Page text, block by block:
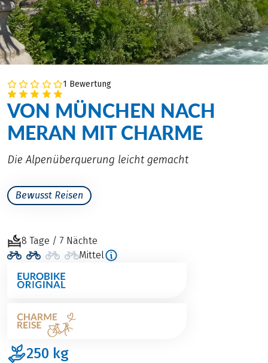
1 Bewertung
VON MÜNCHEN NACH
MERAN MIT CHARME
Die Alpenüberquerung leicht gemacht
Bewusst Reisen
8 Tage / 7 Nächte
Mittel
250 kg